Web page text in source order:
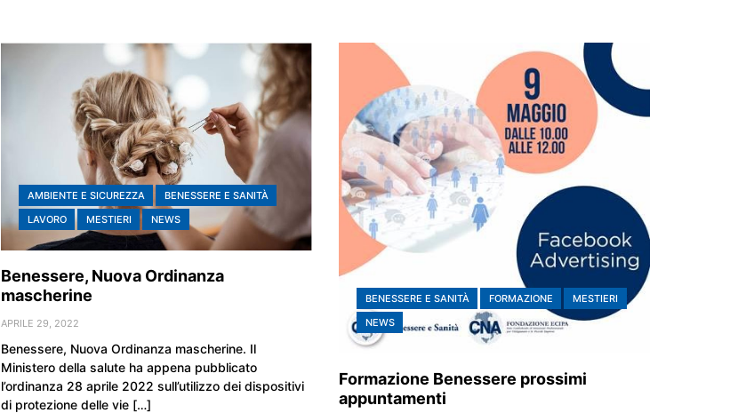
AMBIENTE E SICUREZZA
BENESSERE E SANITÀ
LAVORO
MESTIERI NEWS
Benessere, Nuova Ordinanza
mascherine
APRILE 29, 2022
Benessere, Nuova Ordinanza mascherine. Il
Ministero della salute ha appena pubblicato
l’ordinanza 28 aprile 2022 sull’utilizzo dei dispositivi
di protezione delle vie […]
BENESSERE E SANITÀ FORMAZIONE
MESTIERI
NEWS
Formazione Benessere prossimi
appuntamenti